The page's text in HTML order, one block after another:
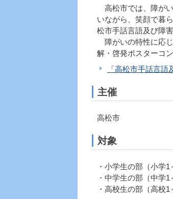
高松市では、障が
いながら、笑顔で暮
松市手話言語及び障
障がいの特性に応
解・啓発ポスターコ
「高松市手話言
主催
高松市
対象
・小学生の部（小学1
・中学生の部（中学1
・高校生の部（高校1